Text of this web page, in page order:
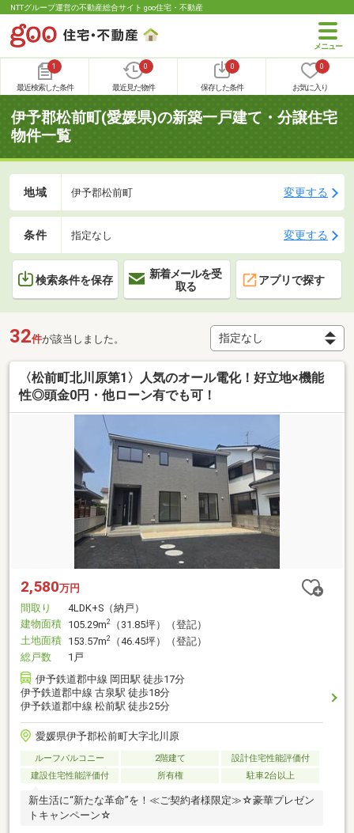
NTTグループ運営の不動産総合サイト goo住宅・不動産
1
最近検索した条件
0
最近見た物件
0
保存した条件
0
お気に入り
伊予郡松前町(愛媛県)の新築一戸建て・分譲住宅
物件一覧
地域 伊予郡松前町 変更する
条件 指定なし 変更する
検索条件を保存
新着メールを受
取る
アプリで探す
32件が該当しました。
〈松前町北川原第1〉人気のオール電化！好立地×機能
性◎頭金0円・他ローン有でも可！
2,580万円
間取り
4LDK+S（納戸）
建物面積 105.29m2
（31.85坪）（登記）
土地面積 153.57m2
（46.45坪）（登記）
総戸数
1戸
伊予鉄道郡中線 岡田駅 徒歩17分
伊予鉄道郡中線 古泉駅 徒歩18分
伊予鉄道郡中線 松前駅 徒歩25分
愛媛県伊予郡松前町大字北川原
ルーフバルコニー 2階建て
設計住宅性能評価付
建設住宅性能評価付
所有権 駐車2台以上
新生活に“新たな革命”を！≪ご契約者様限定≫☆豪華プレゼン
トキャンペーン☆